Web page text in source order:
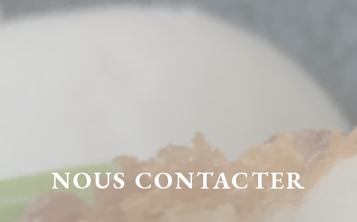
NOUS CONTACTER